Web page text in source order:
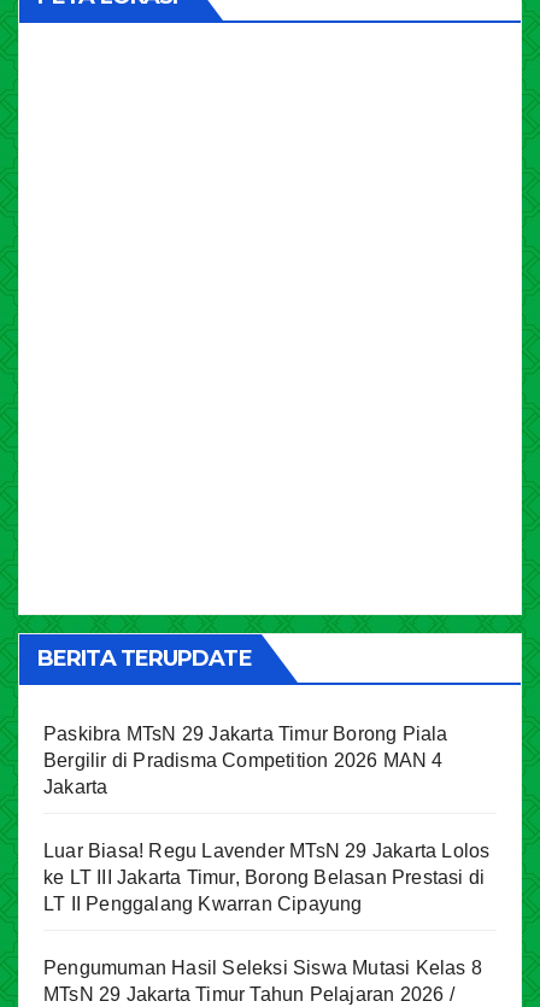
BERITA TERUPDATE
Paskibra MTsN 29 Jakarta Timur Borong Piala
Bergilir di Pradisma Competition 2026 MAN 4
Jakarta
Luar Biasa! Regu Lavender MTsN 29 Jakarta Lolos
ke LT III Jakarta Timur, Borong Belasan Prestasi di
LT II Penggalang Kwarran Cipayung
Pengumuman Hasil Seleksi Siswa Mutasi Kelas 8
MTsN 29 Jakarta Timur Tahun Pelajaran 2026 /